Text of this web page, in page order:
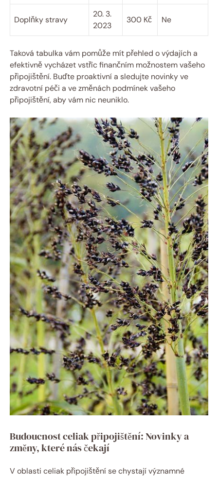
Doplňky stravy
20. 3.
⁤2023
300 Kč Ne
Taková tabulka vám pomůže mít přehled o výdajích a
efektivně vycházet vstříc finančním možnostem vašeho
připojištění. Buďte proaktivní a sledujte novinky ve
‍zdravotní péči a ve změnách podmínek vašeho
připojištění,‍ aby vám nic neuniklo.
Budoucnost celiak ‌připojištění: Novinky a⁤
změny, které nás čekají
V oblasti celiak připojištění se chystají významné